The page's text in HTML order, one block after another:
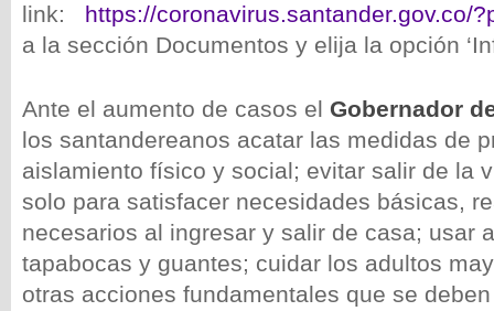
link: https://coronavirus.santander.gov.co/
a la sección Documentos y elija la opción
Ante el aumento de casos el Gobernador
los santandereanos acatar las medidas de
aislamiento físico y social; evitar salir de la
solo para satisfacer necesidades básicas,
necesarios al ingresar y salir de casa; usar
tapabocas y guantes; cuidar los adultos
otras acciones fundamentales que se